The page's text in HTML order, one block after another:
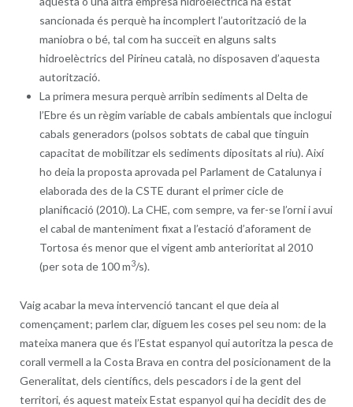
sancionada és perquè ha incomplert l’autorització de la
maniobra o bé, tal com ha succeït en alguns salts
hidroelèctrics del Pirineu català, no disposaven d’aquesta
autorització.
La primera mesura perquè arribin sediments al Delta de
l’Ebre és un règim variable de cabals ambientals que inclogui
cabals generadors (polsos sobtats de cabal que tinguin
capacitat de mobilitzar els sediments dipositats al riu). Així
ho deia la proposta aprovada pel Parlament de Catalunya i
elaborada des de la CSTE durant el primer cicle de
planificació (2010). La CHE, com sempre, va fer-se l’orni i avui
el cabal de manteniment fixat a l’estació d’aforament de
Tortosa és menor que el vigent amb anterioritat al 2010
(per sota de 100 m3/s).
Vaig acabar la meva intervenció tancant el que deia al
començament; parlem clar, diguem les coses pel seu nom: de la
mateixa manera que és l’Estat espanyol qui autoritza la pesca de
corall vermell a la Costa Brava en contra del posicionament de la
Generalitat, dels científics, dels pescadors i de la gent del
territori, és aquest mateix Estat espanyol qui ha decidit des de